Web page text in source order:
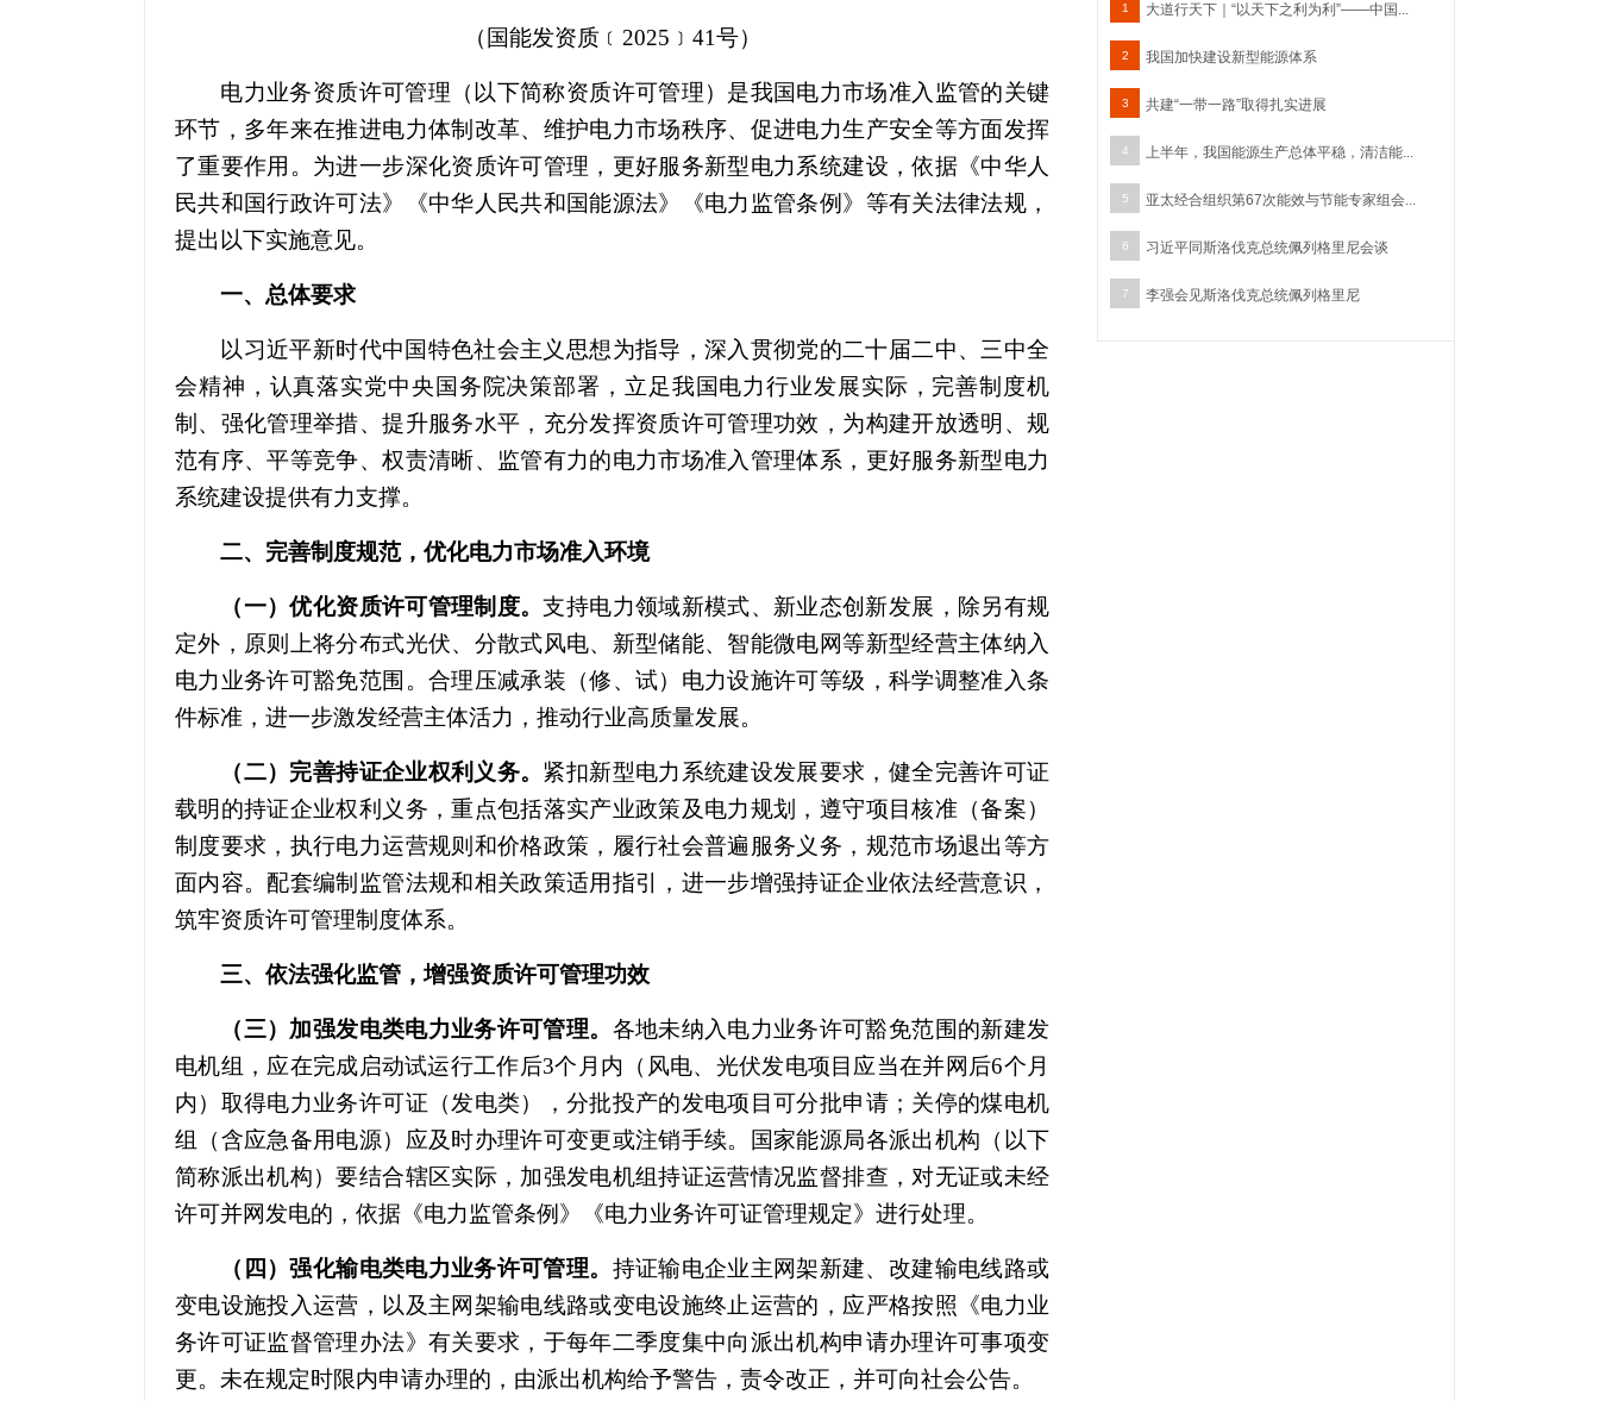
（国能发资质﹝2025﹞41号）
电力业务资质许可管理（以下简称资质许可管理）是我国电力市场准入监管的关键
环节，多年来在推进电力体制改革、维护电力市场秩序、促进电力生产安全等方面发挥
了重要作用。为进一步深化资质许可管理，更好服务新型电力系统建设，依据《中华人
民共和国行政许可法》《中华人民共和国能源法》《电力监管条例》等有关法律法规，
提出以下实施意见。
一、总体要求
以习近平新时代中国特色社会主义思想为指导，深入贯彻党的二十届二中、三中全
会精神，认真落实党中央国务院决策部署，立足我国电力行业发展实际，完善制度机
制、强化管理举措、提升服务水平，充分发挥资质许可管理功效，为构建开放透明、规
范有序、平等竞争、权责清晰、监管有力的电力市场准入管理体系，更好服务新型电力
系统建设提供有力支撑。
二、完善制度规范，优化电力市场准入环境
（一）优化资质许可管理制度。支持电力领域新模式、新业态创新发展，除另有规
定外，原则上将分布式光伏、分散式风电、新型储能、智能微电网等新型经营主体纳入
电力业务许可豁免范围。合理压减承装（修、试）电力设施许可等级，科学调整准入条
件标准，进一步激发经营主体活力，推动行业高质量发展。
（二）完善持证企业权利义务。 紧扣新型电力系统建设发展要求，健全完善许可证
载明的持证企业权利义务，重点包括落实产业政策及电力规划，遵守项目核准（备案）
制度要求，执行电力运营规则和价格政策，履行社会普遍服务义务，规范市场退出等方
面内容。配套编制监管法规和相关政策适用指引，进一步增强持证企业依法经营意识，
筑牢资质许可管理制度体系。
三、依法强化监管，增强资质许可管理功效
（三）加强发电类电力业务许可管理。 各地未纳入电力业务许可豁免范围的新建发
电机组，应在完成启动试运行工作后3个月内（风电、光伏发电项目应当在并网后6个月
内）取得电力业务许可证（发电类），分批投产的发电项目可分批申请；关停的煤电机
组（含应急备用电源）应及时办理许可变更或注销手续。国家能源局各派出机构（以下
简称派出机构）要结合辖区实际，加强发电机组持证运营情况监督排查，对无证或未经
许可并网发电的，依据《电力监管条例》《电力业务许可证管理规定》进行处理。
（四）强化输电类电力业务许可管理。 持证输电企业主网架新建、改建输电线路或
变电设施投入运营，以及主网架输电线路或变电设施终止运营的，应严格按照《电力业
务许可证监督管理办法》有关要求，于每年二季度集中向派出机构申请办理许可事项变
更。未在规定时限内申请办理的，由派出机构给予警告，责令改正，并可向社会公告。
1 大道行天下｜“以天下之利为利”——中国...
2 我国加快建设新型能源体系
3 共建“一带一路”取得扎实进展
4 上半年，我国能源生产总体平稳，清洁能...
5 亚太经合组织第67次能效与节能专家组会...
6 习近平同斯洛伐克总统佩列格里尼会谈
7 李强会见斯洛伐克总统佩列格里尼